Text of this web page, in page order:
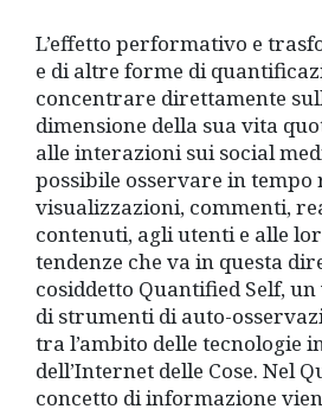
L’effetto performativo e
e di altre forme di
concentrare direttamente
dimensione della sua vita
alle interazioni sui social
possibile osservare in tempo
visualizzazioni, commenti,
contenuti, agli utenti e alle
tendenze che va in questa
cosiddetto Quantified Self,
di strumenti di auto-
tra l’ambito delle tecnologie
dell’Internet delle Cose. Nel
concetto di informazione